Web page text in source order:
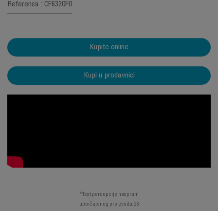
Referenca : CF6320F0
Kupite online
Kupi u prodavnici
*Test percepcije naspram
uobičajenog proizvoda, 28